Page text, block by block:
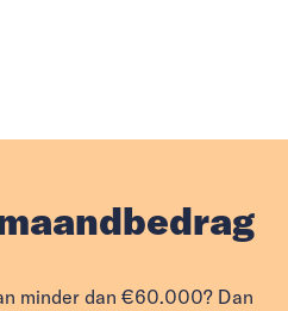
minder dan €60.000? Dan